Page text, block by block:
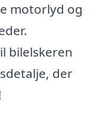
motorlyd og
bilelskeren
der